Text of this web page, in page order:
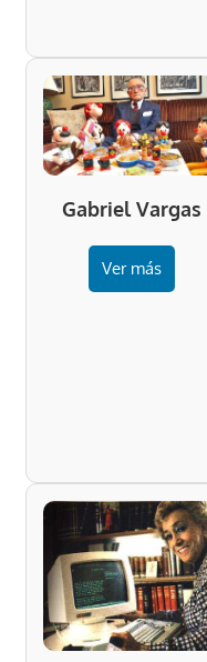
Gabriel Vargas
Ver más